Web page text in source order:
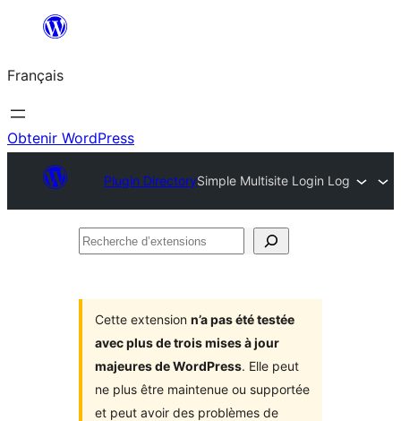
contenu
Français
Obtenir WordPress
Plugin DirectorySimple Multisite Login Log
Recherche
Cette extension n’a pas été testée
avec plus de trois mises à jour
majeures de WordPress. Elle peut
ne plus être maintenue ou supportée
et peut avoir des problèmes de